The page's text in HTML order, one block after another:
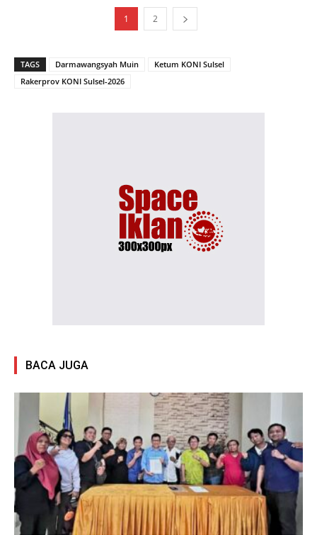
1 2
TAGS Darmawangsyah Muin
Ketum KONI Sulsel
Rakerprov KONI Sulsel-2026
BACA JUGA